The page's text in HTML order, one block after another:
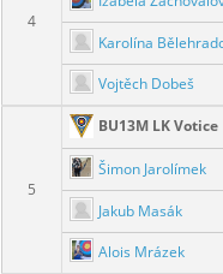
4
Karolína
Vojtěch Dobeš
5
BU13M LK Votice
Šimon Jarolímek
Jakub Masák
Alois Mrázek